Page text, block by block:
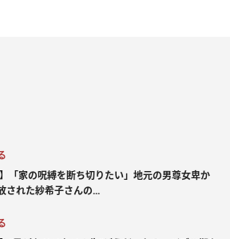
】「家の呪縛を断ち切りたい」地元の男尊女卑か
された紗希子さんの...